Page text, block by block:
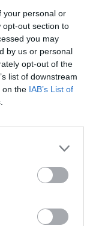
your personal or
opt-out section to
you may
by us or personal
opt-out of the
list of downstream
on the IAB’s List of